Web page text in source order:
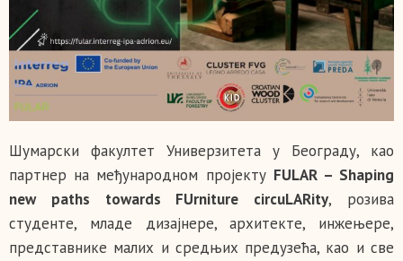
Шумарски факултет Универзитета у Београду, као
партнер на међународном пројекту FULAR – Shaping
new paths towards FUrniture circuLARity, pозива
студенте, младе дизајнере, архитекте, инжењере,
представнике малих и средњих предузећа, као и све